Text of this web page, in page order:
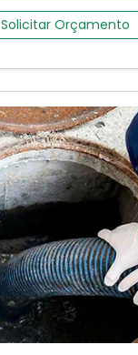
Solicitar Orçamento